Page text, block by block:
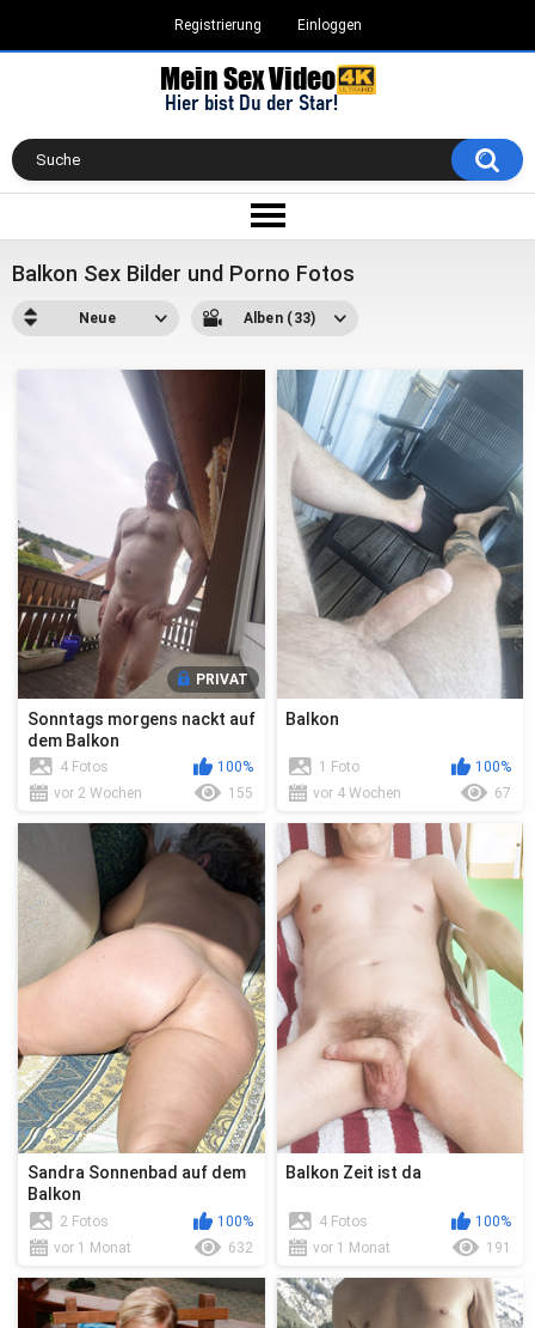
Registrierung Einloggen
Balkon Sex Bilder und Porno Fotos
Neue Alben (33)
PRIVAT
Sonntags morgens nackt auf
dem Balkon
4 Fotos
100%
vor 2 Wochen
155
Balkon
1 Foto
100%
vor 4 Wochen
67
Sandra Sonnenbad auf dem
Balkon
2 Fotos
100%
vor 1 Monat
632
Balkon Zeit ist da
4 Fotos
100%
vor 1 Monat
191